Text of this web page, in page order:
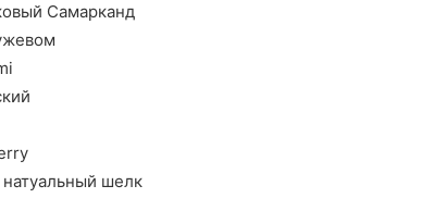
Самарканд
натуальный шелк